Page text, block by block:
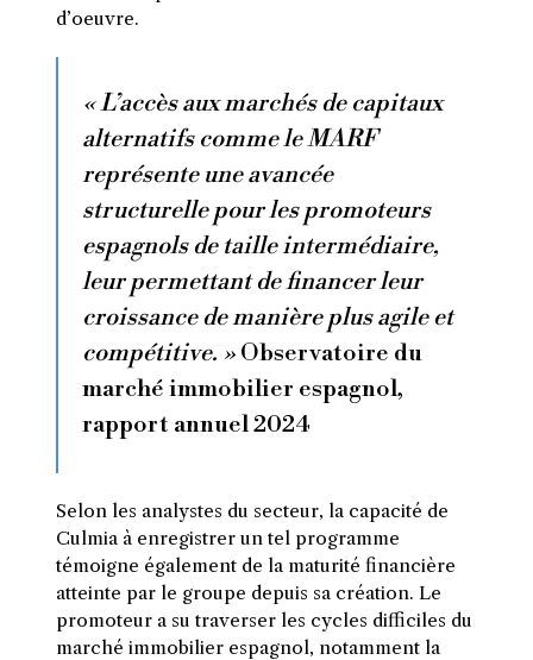
d’oeuvre.
« L’accès aux marchés de capitaux
alternatifs comme le MARF
représente une avancée
structurelle pour les promoteurs
espagnols de taille intermédiaire,
leur permettant de financer leur
croissance de manière plus agile et
compétitive. »Observatoire du
marché immobilier espagnol,
rapport annuel 2024
Selon les analystes du secteur, la capacité de
Culmia à enregistrer un tel programme
témoigne également de la maturité financière
atteinte par le groupe depuis sa création. Le
promoteur a su traverser les cycles difficiles du
marché immobilier espagnol, notamment la